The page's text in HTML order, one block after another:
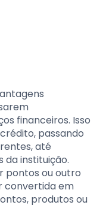
financeiros. Isso
passando
até
da instituição.
pontos ou outro
convertida em
produtos ou